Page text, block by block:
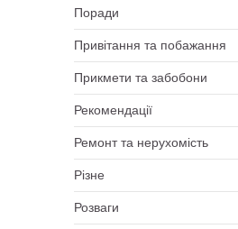
Поради
Привітання та побажання
Прикмети та забобони
Рекомендації
Ремонт та нерухомість
Різне
Розваги